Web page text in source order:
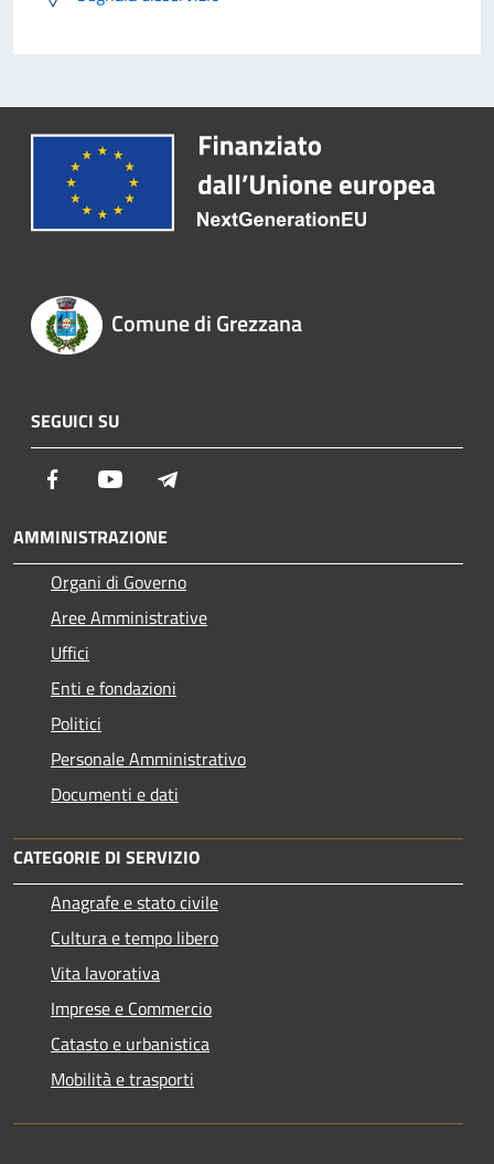
Comune di Grezzana
SEGUICI SU
Facebook Youtube
AMMINISTRAZIONE
Organi di Governo
Aree Amministrative
Uffici
Enti e fondazioni
Politici
Personale Amministrativo
Documenti e dati
CATEGORIE DI SERVIZIO
Anagrafe e stato civile
Cultura e tempo libero
Vita lavorativa
Imprese e Commercio
Catasto e urbanistica
Mobilità e trasporti